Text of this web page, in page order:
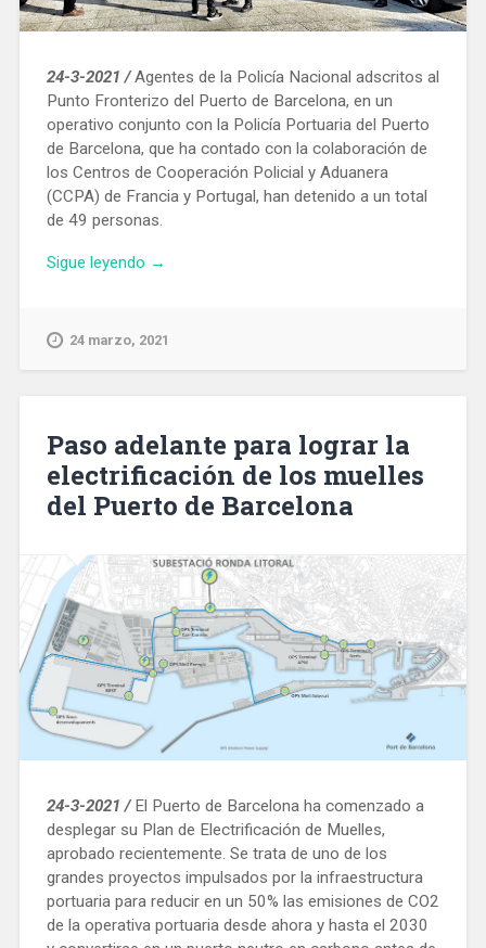
24-3-2021 /Agentes de la Policía Nacional adscritos al
Punto Fronterizo del Puerto de Barcelona, ​​en un
operativo conjunto con la Policía Portuaria del Puerto
de Barcelona, ​​que ha contado con la colaboración de
los Centros de Cooperación Policial y Aduanera
(CCPA) de Francia y Portugal, han detenido a un total
de 49 personas.
Sigue leyendo «Operativo
la
Portuaria
para
atajar
hurtos
en
el
Puerto
de
Barcelona»
→
24 marzo, 2021
Paso adelante para lograr la
electrificación de los muelles
del Puerto de Barcelona
24-3-2021 /El Puerto de Barcelona ha comenzado a
desplegar su Plan de Electrificación de Muelles,
aprobado recientemente. Se trata de uno de los
grandes proyectos impulsados ​​por la infraestructura
portuaria para reducir en un 50% las emisiones de CO2
de la operativa portuaria desde ahora y hasta el 2030